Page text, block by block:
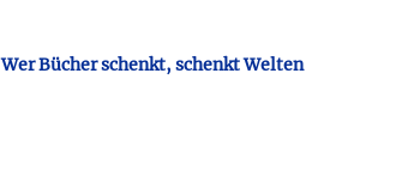
Wer Bücher schenkt, schenkt Welten